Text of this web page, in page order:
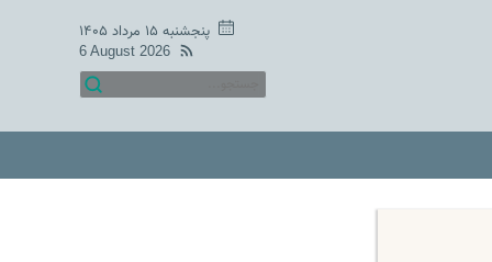
پنجشنبه ۱۵ مرداد ۱۴۰۵
6 August 2026